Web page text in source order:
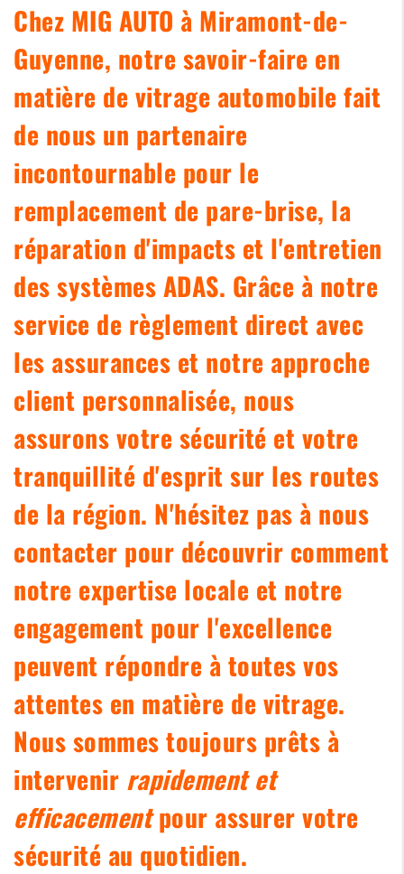
Chez MIG AUTO à Miramont-de-
Guyenne, notre savoir-faire en
matière de vitrage automobile fait
de nous un partenaire
incontournable pour le
remplacement de pare-brise, la
réparation d'impacts et l'entretien
des systèmes ADAS. Grâce à notre
service de règlement direct avec
les assurances et notre approche
client personnalisée, nous
assurons votre sécurité et votre
tranquillité d'esprit sur les routes
de la région. N'hésitez pas à nous
contacter pour découvrir comment
notre expertise locale et notre
engagement pour l'excellence
peuvent répondre à toutes vos
attentes en matière de vitrage.
Nous sommes toujours prêts à
intervenir rapidement et
efficacementpour assurer votre
sécurité au quotidien.